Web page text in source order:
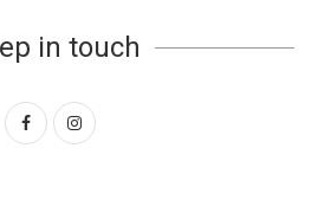
in touch